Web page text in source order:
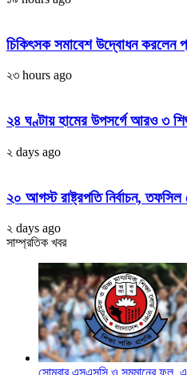
চিকিৎসক সমাবেশ উদ্বোধন করলেন
২৩ hours ago
২৪ ঘণ্টায় হামের উপসর্গে আরও ৩
২ days ago
২০ আগস্ট রাষ্ট্রপতি নির্বাচন,
২ days ago
সাম্প্রতিক খবর